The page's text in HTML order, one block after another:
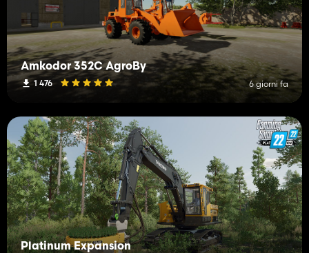
Amkodor 352C AgroBy
1 476 6 giorni fa
Platinum Expansion